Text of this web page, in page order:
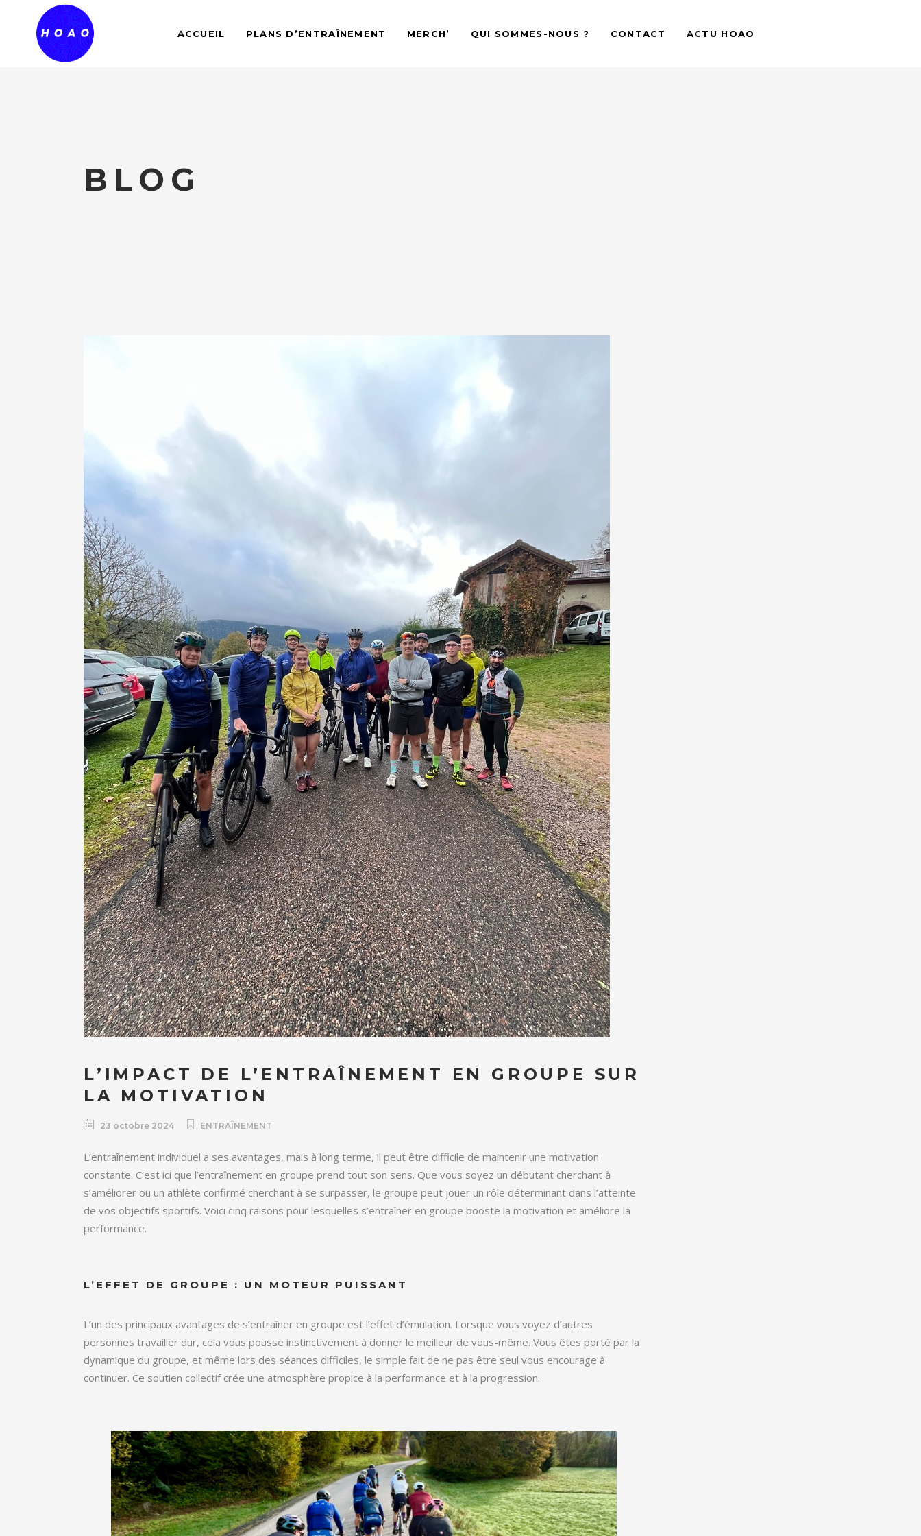
ACCUEIL PLANS D’ENTRAÎNEMENT MERCH’ QUI SOMMES-NOUS ? CONTACT ACTU HOAO
BLOG
L’IMPACT DE L’ENTRAÎNEMENT EN GROUPE SUR
LA MOTIVATION
23 octobre 2024 ENTRAÎNEMENT
L’entraînement individuel a ses avantages, mais à long terme, il peut être difficile de maintenir une motivation
constante. C’est ici que l’entraînement en groupe prend tout son sens. Que vous soyez un débutant cherchant à
s’améliorer ou un athlète confirmé cherchant à se surpasser, le groupe peut jouer un rôle déterminant dans l’atteinte
de vos objectifs sportifs. Voici cinq raisons pour lesquelles s’entraîner en groupe booste la motivation et améliore la
performance.
L’EFFET DE GROUPE : UN MOTEUR PUISSANT
L’un des principaux avantages de s’entraîner en groupe est l’effet d’émulation. Lorsque vous voyez d’autres
personnes travailler dur, cela vous pousse instinctivement à donner le meilleur de vous-même. Vous êtes porté par la
dynamique du groupe, et même lors des séances difficiles, le simple fait de ne pas être seul vous encourage à
continuer. Ce soutien collectif crée une atmosphère propice à la performance et à la progression.